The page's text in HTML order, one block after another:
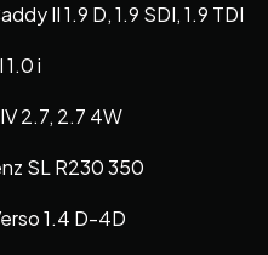
II 1.9 D, 1.9 SDI, 1.9 TDI
i
2.7, 2.7 4W
SL R230 350
1.4 D-4D